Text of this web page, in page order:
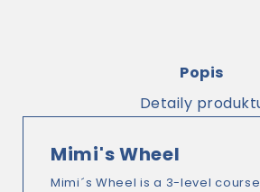
Popis
Detaily
Mimi's Wheel
Mimi´s Wheel is a 3-level